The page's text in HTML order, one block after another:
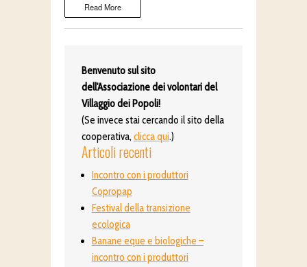
Read More
Benvenuto sul sito
dell'Associazione dei volontari del
Villaggio dei Popoli!
(Se invece stai cercando il sito della
cooperativa, clicca qui.)
Articoli recenti
Incontro con i produttori
Copropap
Festival della transizione
ecologica
Banane eque e biologiche –
incontro con i produttori